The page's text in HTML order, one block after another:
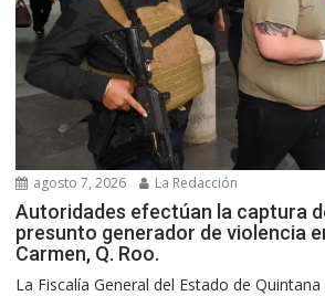
agosto 7, 2026 La Redacción
Autoridades efectúan la captura
presunto generador de violencia
Carmen, Q. Roo.
La Fiscalía General del Estado de